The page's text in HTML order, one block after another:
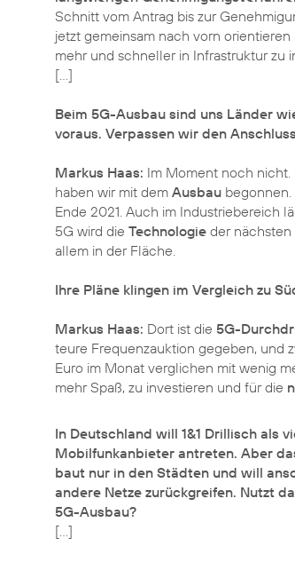
Schnitt vom Antrag bis zur
jetzt gemeinsam nach vorn
mehr und schneller in Infrastruktur zu
[…]
Beim 5G-Ausbau sind uns Länder
voraus. Verpassen wir den
Markus Haas: Im Moment noch nicht.
haben wir mit dem Ausbau
Ende 2021. Auch im Industriebereich
5G wird die Technologie der nächsten
allem in der Fläche.
Ihre Pläne klingen im Vergleich zu
Markus Haas: Dort ist die 5G-
teure Frequenzauktion gegeben, und
Euro im Monat verglichen mit wenig
mehr Spaß, zu investieren und für die
In Deutschland will 1&1 Drillisch als
Mobilfunkanbieter antreten. Aber
baut nur in den Städten und will
andere Netze zurückgreifen. Nutzt
5G-Ausbau?
[…]